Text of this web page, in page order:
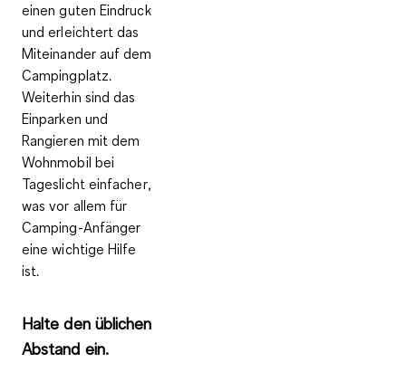
einen guten Eindruck
und erleichtert das
Miteinander auf dem
Campingplatz.
Weiterhin sind das
Einparken und
Rangieren mit dem
Wohnmobil bei
Tageslicht einfacher,
was vor allem für
Camping-Anfänger
eine wichtige Hilfe
ist.
Halte den üblichen
Abstand ein.